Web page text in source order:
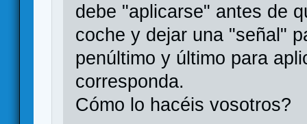
debe "aplicarse" antes de
coche y dejar una "señal"
penúltimo y último para
corresponda.
Cómo lo hacéis vosotros?